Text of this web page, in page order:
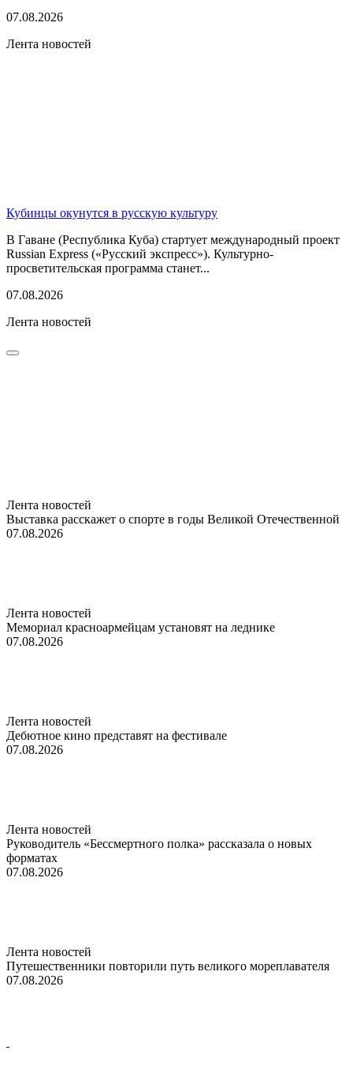
07.08.2026
Лента новостей
Кубинцы окунутся в русскую культуру
В Гаване (Республика Куба) стартует международный проект
Russian Express («Русский экспресс»). Культурно-
просветительская программа станет...
07.08.2026
Лента новостей
Лента новостей
Выставка расскажет о спорте в годы Великой Отечественной
07.08.2026
Лента новостей
Мемориал красноармейцам установят на леднике
07.08.2026
Лента новостей
Дебютное кино представят на фестивале
07.08.2026
Лента новостей
Руководитель «Бессмертного полка» рассказала о новых
форматах
07.08.2026
Лента новостей
Путешественники повторили путь великого мореплавателя
07.08.2026